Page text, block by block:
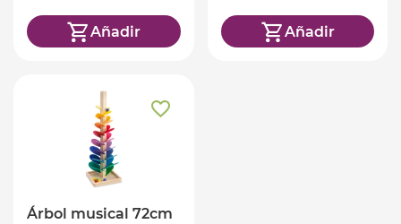
Añadir Añadir
Árbol musical 72cm